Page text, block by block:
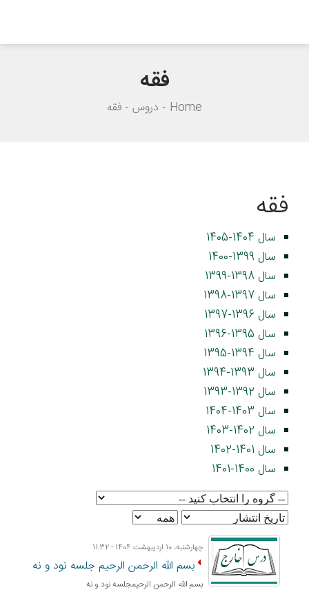
فقه
Home دروس فقه
فقه
سال 1404-1405
سال 1399-1400
سال 1398-1399
سال 1397-1398
سال 1396-1397
سال 1395-1396
سال 1394-1395
سال 1393-1394
سال 1392-1393
سال 1403-1404
سال 1402-1403
سال 1401-1402
سال 1400-1401
چهارشنبه، 10 اردیبهشت 1404 - 11:32
بسم الله الرحمن الرحيم جلسه نود و نه
بسم الله الرحمن الرحيمجلسه نود و نه